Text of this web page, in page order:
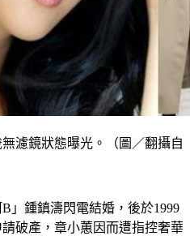
破產，章小蕙因而遭指控奢華
，衣服不能不買」，因此被冠